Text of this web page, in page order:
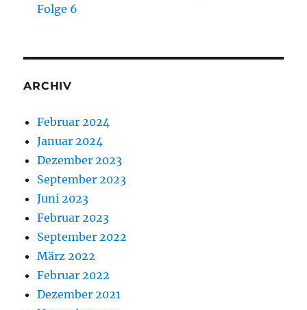
Folge 6
ARCHIV
Februar 2024
Januar 2024
Dezember 2023
September 2023
Juni 2023
Februar 2023
September 2022
März 2022
Februar 2022
Dezember 2021